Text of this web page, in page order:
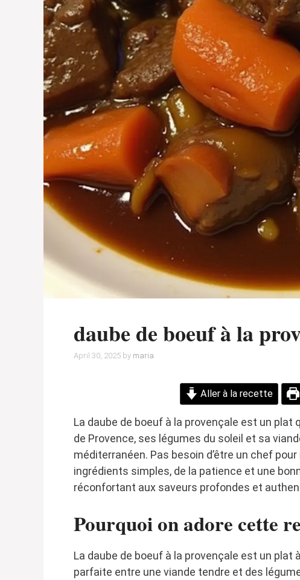
daube de boeuf à la
April 30, 2025 by maria
Aller à la recette
La daube de boeuf à la provençale est un
de Provence, ses légumes du soleil et sa
méditerranéen. Pas besoin d’être un chef
ingrédients simples, de la patience et une
réconfortant aux saveurs profondes et
Pourquoi on adore cette
La daube de boeuf à la provençale est un
parfaite entre une viande tendre et des